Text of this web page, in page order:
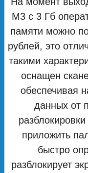
М3 с 3 Гб
памяти можно
рублей, это
такими
оснащен
обеспечивая
данных от
приложить
быстро
разблокирует